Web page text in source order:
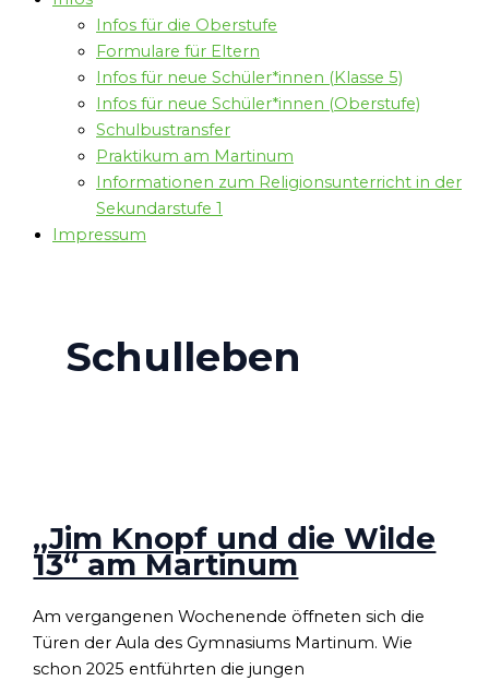
Infos für die Oberstufe
Formulare für Eltern
Infos für neue Schüler*innen (Klasse 5)
Infos für neue Schüler*innen (Oberstufe)
Schulbustransfer
Praktikum am Martinum
Informationen zum Religionsunterricht in der
Sekundarstufe 1
Impressum
Schulleben
„Jim Knopf und die Wilde
13“ am Martinum
Am vergangenen Wochenende öffneten sich die
Türen der Aula des Gymnasiums Martinum. Wie
schon 2025 entführten die jungen